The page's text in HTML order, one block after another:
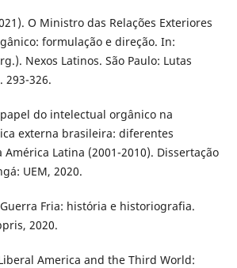
O Ministro das Relações Exteriores
formulação e direção. In:
Nexos Latinos. São Paulo: Lutas
293-326.
do intelectual orgânico na
externa brasileira: diferentes
Latina (2001-2010). Dissertação
UEM, 2020.
Guerra Fria: história e historiografia.
2020.
Liberal America and the Third World: